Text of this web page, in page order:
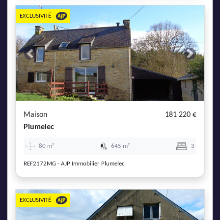
Previous Next
EXCLUSIVITÉ
Maison
181 220 €
Plumelec
80 m² 645 m² 3
REF2172MG - AJP Immobilier Plumelec
EXCLUSIVITÉ